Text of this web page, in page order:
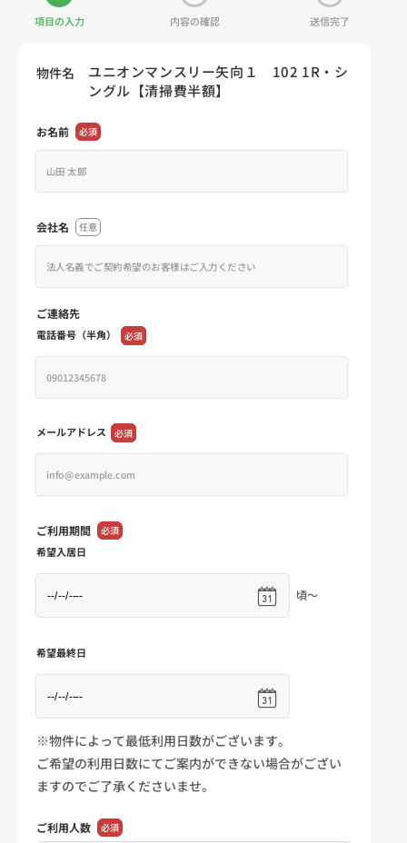
項目の入力 内容の確認 送信完了
物件名
ユニオンマンスリー矢向１ 102 1R・シ
ングル【清掃費半額】
お名前 必須
会社名 任意
ご連絡先
電話番号（半角） 必須
メールアドレス 必須
ご利用期間 必須
希望入居日
頃～
希望最終日
※物件によって最低利用日数がございます。
ご希望の利用日数にてご案内ができない場合がござい
ますのでご了承くださいませ。
ご利用人数 必須